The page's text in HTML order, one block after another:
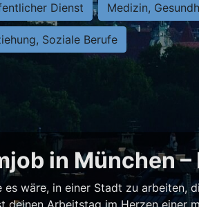
Dienst Medizin,
Soziale Berufe
in München
wäre, in einer Stadt zu arbeiten,